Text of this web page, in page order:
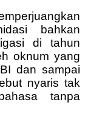
bahkan
di tahun
oknum yang
dan sampai
nyaris tak
tanpa